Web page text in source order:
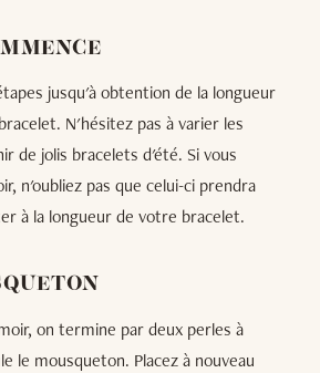
jusqu'à obtention de la longueur
N'hésitez pas à varier les
de jolis bracelets d'été. Si vous
n'oubliez pas que celui-ci prendra
à la longueur de votre bracelet.
on termine par deux perles à
le mousqueton. Placez à nouveau